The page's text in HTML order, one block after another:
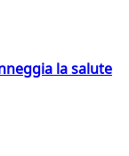
la salute